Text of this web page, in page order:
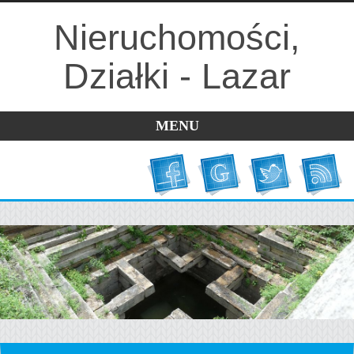
Nieruchomości,
Działki - Lazar
MENU